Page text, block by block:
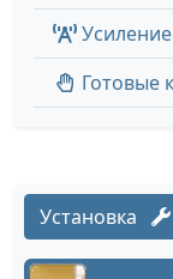
Готовые
Установка